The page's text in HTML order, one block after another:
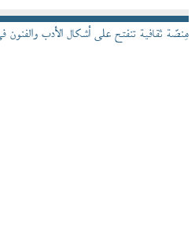
مِنصّة ثقافية تنفتح على أشكال الأدب والفنون